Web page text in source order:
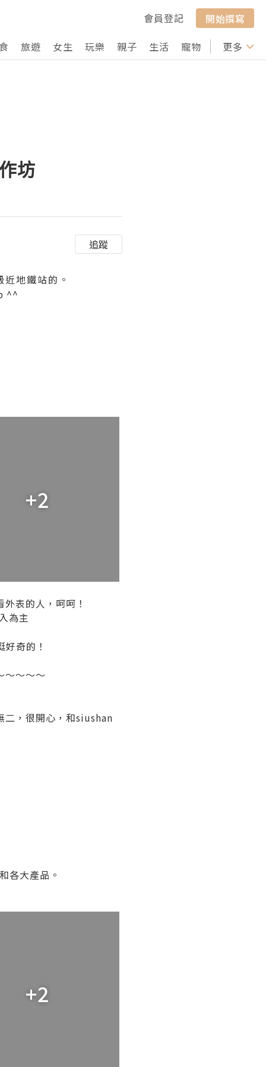
會員登記
開始撰寫
旅遊 女生 玩樂 親子 生活 寵物 行山 打卡
更多
坊
追蹤
地鐵站的。
^^
+2
表的人，呵呵！
為主
奇的！
～～～～
二，很開心，和siushan
各大產品。
+2